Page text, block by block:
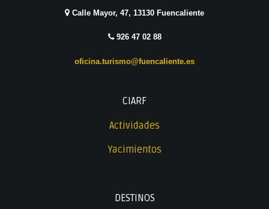
Calle Mayor, 47, 13130 Fuencaliente
926 47 02 88
oficina.turismo@fuencaliente.es
CIARF
Actividades
Yacimientos
DESTINOS